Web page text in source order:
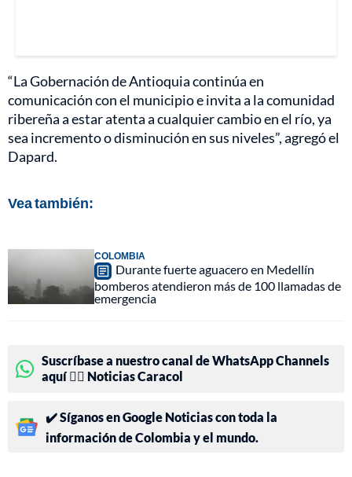
“La Gobernación de Antioquia continúa en
comunicación con el municipio e invita a la comunidad
ribereña a estar atenta a cualquier cambio en el río, ya
sea incremento o disminución en sus niveles”, agregó el
Dapard.
Vea también:
COLOMBIA
Durante fuerte aguacero en Medellín
bomberos atendieron más de 100 llamadas de
emergencia
Suscríbase a nuestro canal de WhatsApp Channels
aquí 👉🏻 Noticias Caracol
✔️ Síganos en Google Noticias con toda la
información de Colombia y el mundo.